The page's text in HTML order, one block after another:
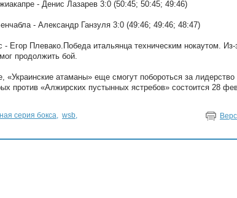
- Денис Лазарев 3:0 (50:45; 50:45; 49:46)
- Александр Ганзуля 3:0 (49:46; 49:46; 48:47)
Егор Плевако.Победа итальянца техническим нокаутом. Из-
продолжить бой.
«Украинские атаманы» еще смогут побороться за лидерство
против «Алжирских пустынных ястребов» состоится 28
серия бокса, wsb,